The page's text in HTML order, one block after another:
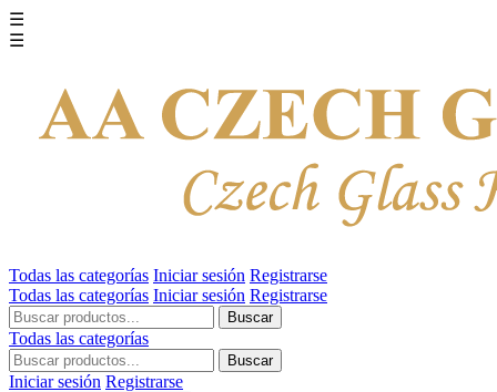
☰
☰
Todas las categorías Iniciar sesión Registrarse
Todas las categorías Iniciar sesión Registrarse
Buscar
Todas las categorías
Buscar
Iniciar sesión Registrarse